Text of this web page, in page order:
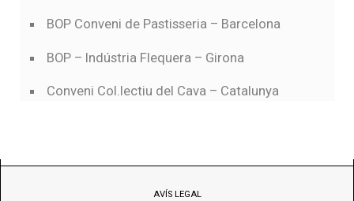
BOP Conveni de Pastisseria – Barcelona
BOP – Indústria Flequera – Girona
Conveni Col.lectiu del Cava – Catalunya
AVÍS LEGAL